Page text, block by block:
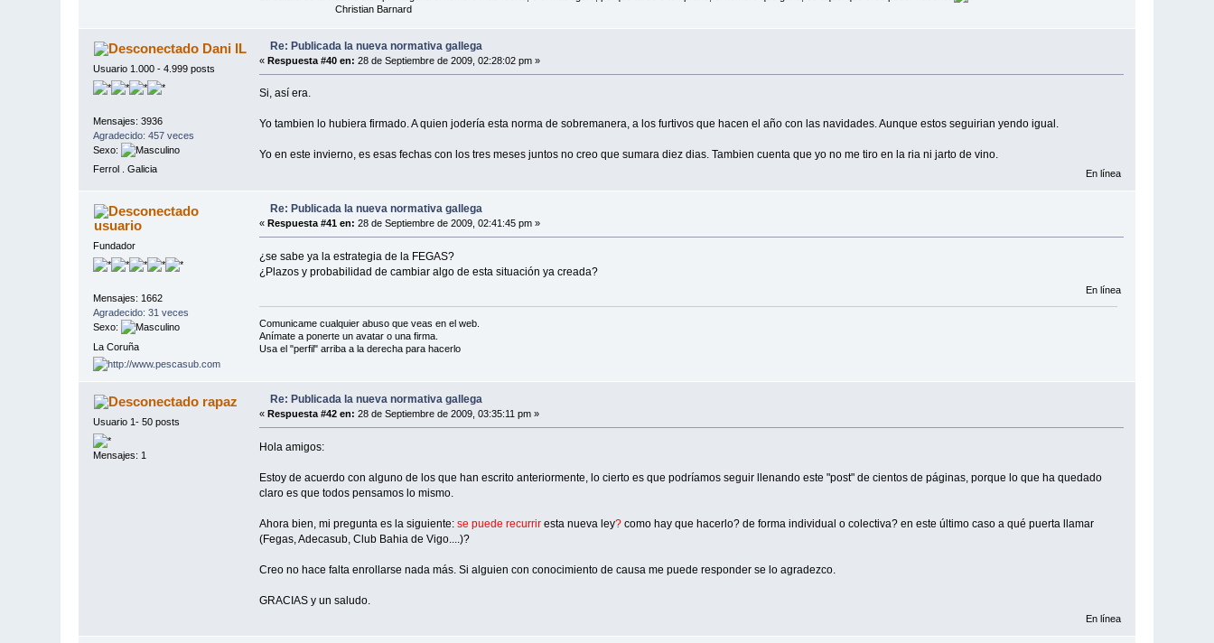
Christian Barnard
Dani IL
Usuario 1.000 - 4.999 posts
Mensajes: 3936
Agradecido: 457 veces
Sexo:
Ferrol . Galicia
Re: Publicada la nueva normativa gallega
« Respuesta #40 en: 28 de Septiembre de 2009, 02:28:02 pm »
Si, así era.
Yo tambien lo hubiera firmado. A quien jodería esta norma de sobremanera, a los furtivos que hacen el año con las navidades. Aunque estos seguirian yendo igual.
Yo en este invierno, es esas fechas con los tres meses juntos no creo que sumara diez dias. Tambien cuenta que yo no me tiro en la ria ni jarto de vino.
En línea
usuario
Fundador
Mensajes: 1662
Agradecido: 31 veces
Sexo:
La Coruña
Re: Publicada la nueva normativa gallega
« Respuesta #41 en: 28 de Septiembre de 2009, 02:41:45 pm »
¿se sabe ya la estrategia de la FEGAS?
¿Plazos y probabilidad de cambiar algo de esta situación ya creada?
En línea
Comunicame cualquier abuso que veas en el web.
Anímate a ponerte un avatar o una firma.
Usa el "perfil" arriba a la derecha para hacerlo
rapaz
Usuario 1- 50 posts
Mensajes: 1
Re: Publicada la nueva normativa gallega
« Respuesta #42 en: 28 de Septiembre de 2009, 03:35:11 pm »
Hola amigos:
Estoy de acuerdo con alguno de los que han escrito anteriormente, lo cierto es que podríamos seguir llenando este "post" de cientos de páginas, porque lo que ha quedado
claro es que todos pensamos lo mismo.
Ahora bien, mi pregunta es la siguiente: se puede recurriresta nueva ley?como hay que hacerlo? de forma individual o colectiva? en este último caso a qué puerta llamar
(Fegas, Adecasub, Club Bahia de Vigo....)?
Creo no hace falta enrollarse nada más. Si alguien con conocimiento de causa me puede responder se lo agradezco.
GRACIAS y un saludo.
En línea